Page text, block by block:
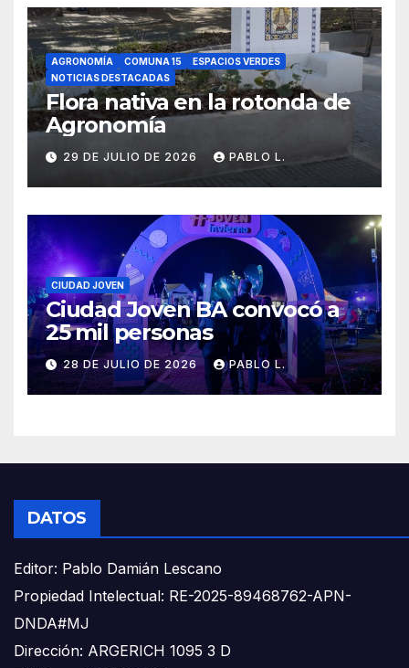
AGRONOMÍA COMUNA 15
ESPACIOS VERDES
NOTICIAS DESTACADAS
Flora nativa en la rotonda de
Agronomía
29 DE JULIO DE 2026 PABLO L.
CIUDAD JOVEN
Ciudad Joven BA convocó a
25 mil personas
28 DE JULIO DE 2026 PABLO L.
DATOS
Editor: Pablo Damián Lescano
Propiedad Intelectual: RE-2025-89468762-APN-
DNDA#MJ
Dirección: ARGERICH 1095 3 D